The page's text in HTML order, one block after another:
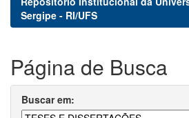
Sergipe - RI/UFS
Página de Busca
Buscar em: